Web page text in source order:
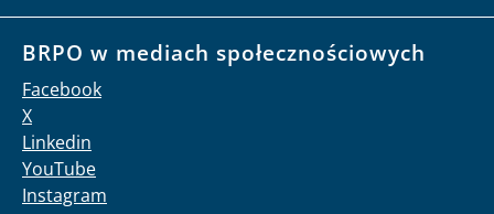
BRPO w mediach społecznościowych
Facebook
X
Linkedin
YouTube
Instagram